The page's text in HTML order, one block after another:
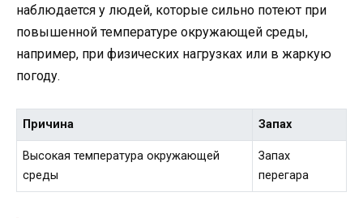
наблюдается у людей, которые сильно потеют при
повышенной температуре окружающей среды,
например, при физических нагрузках или в жаркую
погоду.
Причина Запах
Высокая температура окружающей
среды
Запах
перегара